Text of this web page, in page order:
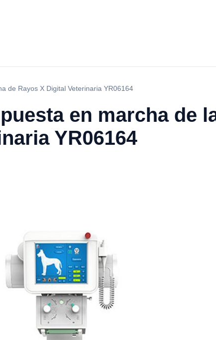
de Rayos X Digital Veterinaria YR06164
en marcha de
YR06164